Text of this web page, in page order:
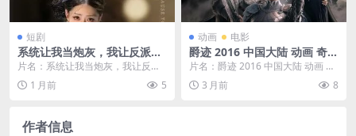
短剧
系统让我当炮灰，我让反派磕
破头＆系统让我做炮灰，我直
接扇得它起飞（72集）李思君
＆顾子衿 (2026)
片名：系统让我当炮灰，我让反派
磕破头＆系统让我做炮灰，我直接
扇得它起飞（72集）...
1 月前 5
动画 电影
爵迹 2016 中国大陆 动画 奇幻
电影 中字
片名：爵迹 2016 中国大陆 动画 奇
幻 电影 中字 分类：电影 又名：L.
O...3 月前 8
作者信息